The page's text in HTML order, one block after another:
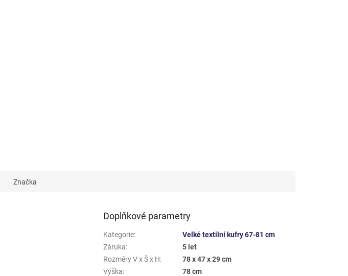
Značka
Doplňkové parametry
Kategorie:
Velké textilní kufry 67-81 cm
Záruka:
5 let
Rozměry V x Š x H:
78 x 47 x 29 cm
Výška:
78 cm